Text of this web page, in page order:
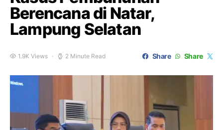
Berencana di Natar,
Lampung Selatan
1.9K Views 2 Minute Read Share Share